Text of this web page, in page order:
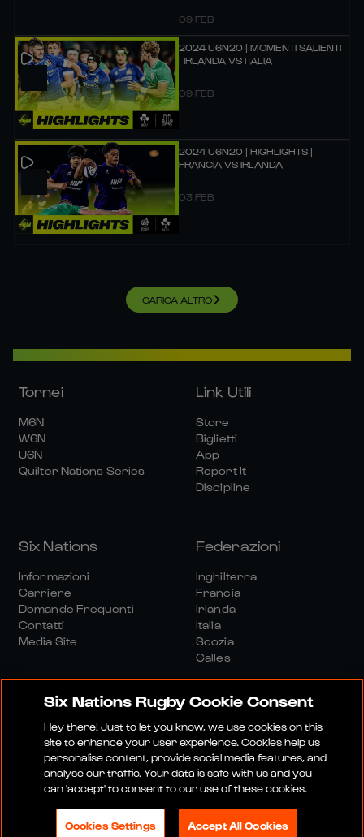
09 FEB
2024 U6N20 | MOMENTI SALIENTI
| IRLANDA VS ITALIA
09 FEB
2024 U6N20 | HIGHLIGHTS |
FRANCIA VS IRLANDA
03 FEB
CARICA ALTRO
Tornei
M6N
W6N
U6N
Quilter Nations Series
Link Utili
Store
Biglietti
App
Report It
Discipline
Six Nations
Informazioni
Carriere
Domande Frequenti
Contatti
Media Site
Federazioni
Inghilterra
Francia
Irlanda
Italia
Scozia
Galles
Sito Media Termini E Condizioni
Politica Sulla RiservatezzaInformativa Sui Cookie
Politica Sociale E Digitale
Six Nations Rugby Cookie Consent
Hey there! Just to let you know, we use cookies on this
site to enhance your user experience. Cookies help us
personalise content, provide social media features, and
analyse our traffic. Your data is safe with us and you
can 'accept' to consent to our use of these cookies.
Cookies Settings Accept All Cookies